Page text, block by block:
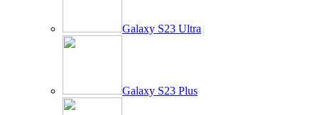
Galaxy S23 Ultra
Galaxy S23 Plus